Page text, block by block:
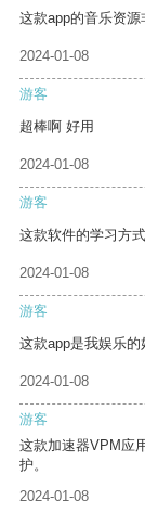
这款app的音乐资源
2024-01-08
游客
超棒啊 好用
2024-01-08
游客
这款软件的学习方
2024-01-08
游客
这款app是我娱乐的
2024-01-08
游客
这款加速器VPM应
护。
2024-01-08